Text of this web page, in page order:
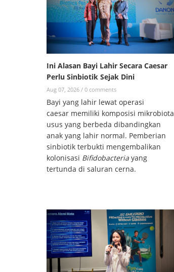
Ini Alasan Bayi Lahir Secara Caesar
Perlu Sinbiotik Sejak Dini
Aug 07, 2026 / 0 comments
Bayi yang lahir lewat operasi
caesar memiliki komposisi mikrobiota
usus yang berbeda dibandingkan
anak yang lahir normal. Pemberian
sinbiotik terbukti mengembalikan
kolonisasi Bifidobacteria yang
tertunda di saluran cerna.